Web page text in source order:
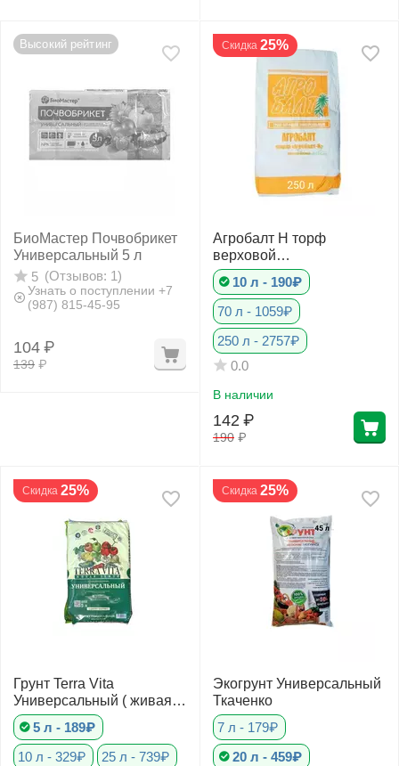
Высокий рейтинг
БиоМастер Почвобрикет
Универсальный 5 л
(Отзывов: 1)
5
Узнать о поступлении +7
(987) 815-45-95
139 ₽
104 ₽
Скидка 25%
Агробалт Н торф
верховой
нейтрализованный
10 л - 190₽
70 л - 1059₽
250 л - 2757₽
0.0
В наличии
190 ₽
142 ₽
Скидка 25%
Грунт Terra Vita
Универсальный ( живая
земля)
5 л - 189₽
10 л - 329₽
25 л - 739₽
Скидка 25%
Экогрунт Универсальный
Ткаченко
7 л - 179₽
20 л - 459₽